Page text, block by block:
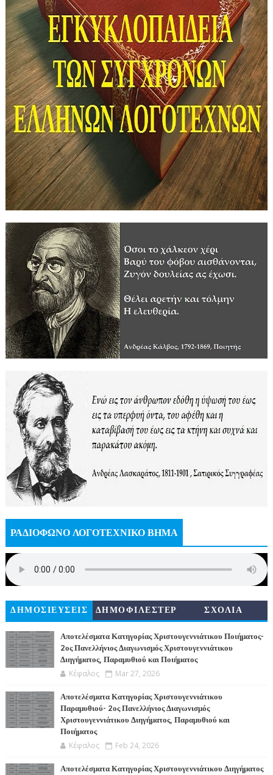
ΡΑΔΙΟΦΩΝΟ ΛΟΓΟΤΕΧΝΙΚΟ ΒΗΜΑ
ΔΗΜΟΣΙΕΥΣΕΙΣ
ΔΗΜΟΦΙΛΕΣΤΕΡ
ΣΧΟΛΙΑ
Αποτελέσματα Κατηγορίας Χριστουγεννιάτικου Ποιήματος-
2ος Πανελλήνιος Διαγωνισμός Χριστουγεννιάτικου
Διηγήματος, Παραμυθιού και Ποιήματος
Κέφαλος Mar 27, 2026
Αποτελέσματα Κατηγορίας Χριστουγεννιάτικου
Παραμυθιού- 2ος Πανελλήνιος Διαγωνισμός
Χριστουγεννιάτικου Διηγήματος, Παραμυθιού και
Ποιήματος
Κέφαλος Feb 24, 2026
Αποτελέσματα Κατηγορίας Χριστουγεννιάτικου Διηγήματος